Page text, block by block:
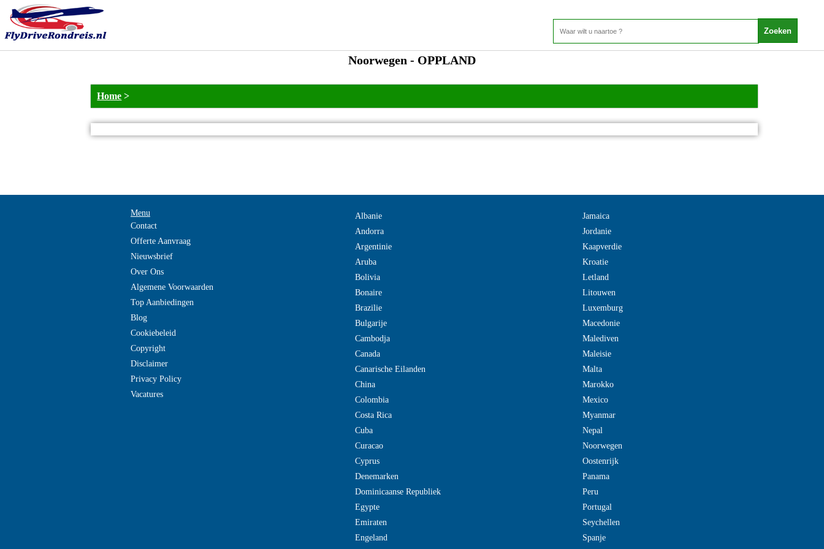
Noorwegen - OPPLAND
Home >
Menu
Contact
Offerte Aanvraag
Nieuwsbrief
Over Ons
Algemene Voorwaarden
Top Aanbiedingen
Blog
Cookiebeleid
Copyright
Disclaimer
Privacy Policy
Vacatures
Albanie
Andorra
Argentinie
Aruba
Bolivia
Bonaire
Brazilie
Bulgarije
Cambodja
Canada
Canarische Eilanden
China
Colombia
Costa Rica
Cuba
Curacao
Cyprus
Denemarken
Dominicaanse Republiek
Egypte
Emiraten
Engeland
Jamaica
Jordanie
Kaapverdie
Kroatie
Letland
Litouwen
Luxemburg
Macedonie
Malediven
Maleisie
Malta
Marokko
Mexico
Myanmar
Nepal
Noorwegen
Oostenrijk
Panama
Peru
Portugal
Seychellen
Spanje